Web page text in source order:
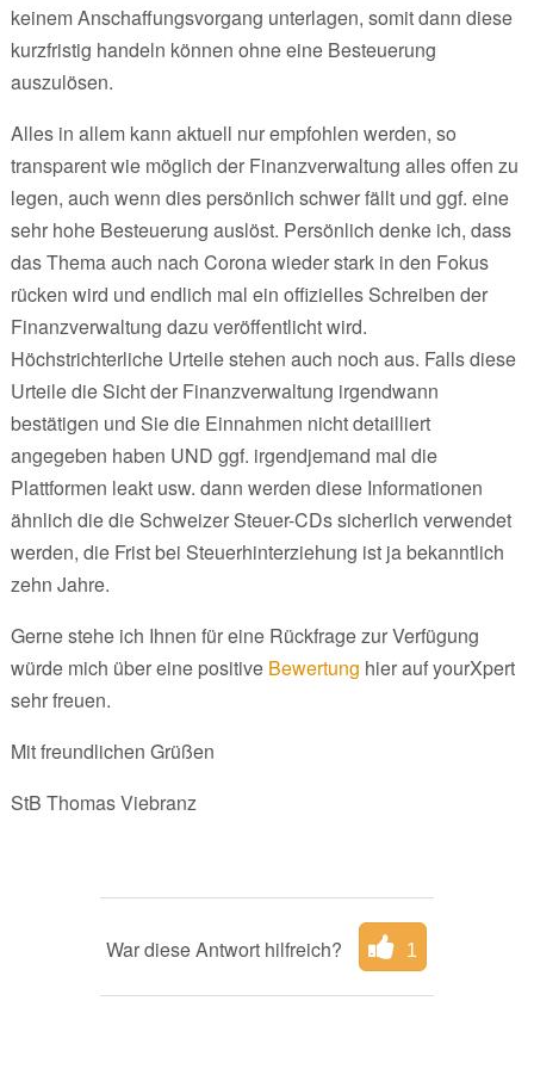
keinem Anschaffungsvorgang unterlagen, somit dann diese
kurzfristig handeln können ohne eine Besteuerung
auszulösen.
Alles in allem kann aktuell nur empfohlen werden, so
transparent wie möglich der Finanzverwaltung alles offen zu
legen, auch wenn dies persönlich schwer fällt und ggf. eine
sehr hohe Besteuerung auslöst. Persönlich denke ich, dass
das Thema auch nach Corona wieder stark in den Fokus
rücken wird und endlich mal ein offizielles Schreiben der
Finanzverwaltung dazu veröffentlicht wird.
Höchstrichterliche Urteile stehen auch noch aus. Falls diese
Urteile die Sicht der Finanzverwaltung irgendwann
bestätigen und Sie die Einnahmen nicht detailliert
angegeben haben UND ggf. irgendjemand mal die
Plattformen leakt usw. dann werden diese Informationen
ähnlich die die Schweizer Steuer-CDs sicherlich verwendet
werden, die Frist bei Steuerhinterziehung ist ja bekanntlich
zehn Jahre.
Gerne stehe ich Ihnen für eine Rückfrage zur Verfügung
würde mich über eine positive Bewertung hier auf yourXpert
sehr freuen.
Mit freundlichen Grüßen
StB Thomas Viebranz
War diese Antwort hilfreich? 1